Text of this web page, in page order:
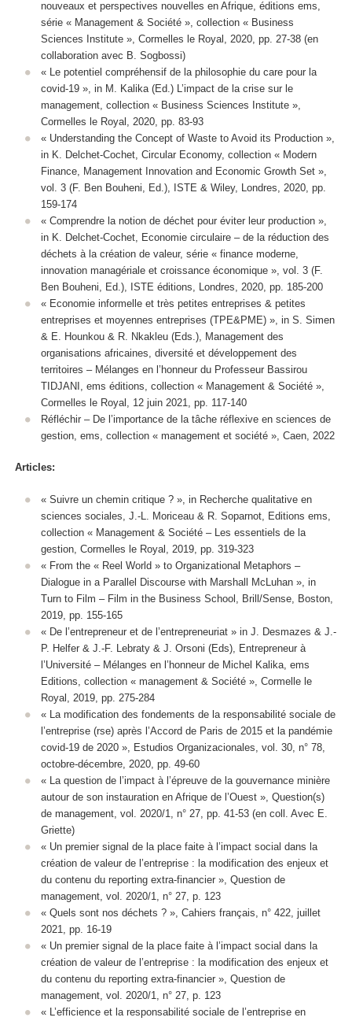
nouveaux et perspectives nouvelles en Afrique, éditions ems,
série « Management & Société », collection « Business
Sciences Institute », Cormelles le Royal, 2020, pp. 27-38 (en
collaboration avec B. Sogbossi)
« Le potentiel compréhensif de la philosophie du care pour la
covid-19 », in M. Kalika (Ed.) L’impact de la crise sur le
management, collection « Business Sciences Institute »,
Cormelles le Royal, 2020, pp. 83-93
« Understanding the Concept of Waste to Avoid its Production »,
in K. Delchet-Cochet, Circular Economy, collection « Modern
Finance, Management Innovation and Economic Growth Set »,
vol. 3 (F. Ben Bouheni, Ed.), ISTE & Wiley, Londres, 2020, pp.
159-174
« Comprendre la notion de déchet pour éviter leur production »,
in K. Delchet-Cochet, Economie circulaire – de la réduction des
déchets à la création de valeur, série « finance moderne,
innovation managériale et croissance économique », vol. 3 (F.
Ben Bouheni, Ed.), ISTE éditions, Londres, 2020, pp. 185-200
« Economie informelle et très petites entreprises & petites
entreprises et moyennes entreprises (TPE&PME) », in S. Simen
& E. Hounkou & R. Nkakleu (Eds.), Management des
organisations africaines, diversité et développement des
territoires – Mélanges en l’honneur du Professeur Bassirou
TIDJANI, ems éditions, collection « Management & Société »,
Cormelles le Royal, 12 juin 2021, pp. 117-140
Réfléchir – De l’importance de la tâche réflexive en sciences de
gestion, ems, collection « management et société », Caen, 2022
Articles:
« Suivre un chemin critique ? », in Recherche qualitative en
sciences sociales , J.-L. Moriceau & R. Soparnot, Editions ems,
collection « Management & Société – Les essentiels de la
gestion, Cormelles le Royal, 2019, pp. 319-323
« From the « Reel World » to Organizational Metaphors –
Dialogue in a Parallel Discourse with Marshall McLuhan », in
Turn to Film – Film in the Business School , Brill/Sense, Boston,
2019, pp. 155-165
« De l’entrepreneur et de l’entrepreneuriat » in J. Desmazes & J.-
P. Helfer & J.-F. Lebraty & J. Orsoni (Eds), Entrepreneur à
l’Université – Mélanges en l’honneur de Michel Kalika, ems
Editions, collection « management & Société », Cormelle le
Royal, 2019, pp. 275-284
« La modification des fondements de la responsabilité sociale de
l’entreprise (rse) après l’Accord de Paris de 2015 et la pandémie
covid-19 de 2020 », Estudios Organizacionales, vol. 30, n° 78,
octobre-décembre, 2020, pp. 49-60
« La question de l’impact à l’épreuve de la gouvernance minière
autour de son instauration en Afrique de l’Ouest », Question(s)
de management, vol. 2020/1, n° 27, pp. 41-53 (en coll. Avec E.
Griette)
« Un premier signal de la place faite à l’impact social dans la
création de valeur de l’entreprise : la modification des enjeux et
du contenu du reporting extra-financier », Question de
management, vol. 2020/1, n° 27, p. 123
« Quels sont nos déchets ? », Cahiers français, n° 422, juillet
2021, pp. 16-19
« Un premier signal de la place faite à l’impact social dans la
création de valeur de l’entreprise : la modification des enjeux et
du contenu du reporting extra-financier », Question de
management, vol. 2020/1, n° 27, p. 123
« L’efficience et la responsabilité sociale de l’entreprise en